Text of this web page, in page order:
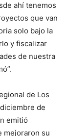
ahí tenemos
que van
solo bajo la
y fiscalizar
de nuestra
de Los
de
emitió
mejoraron su